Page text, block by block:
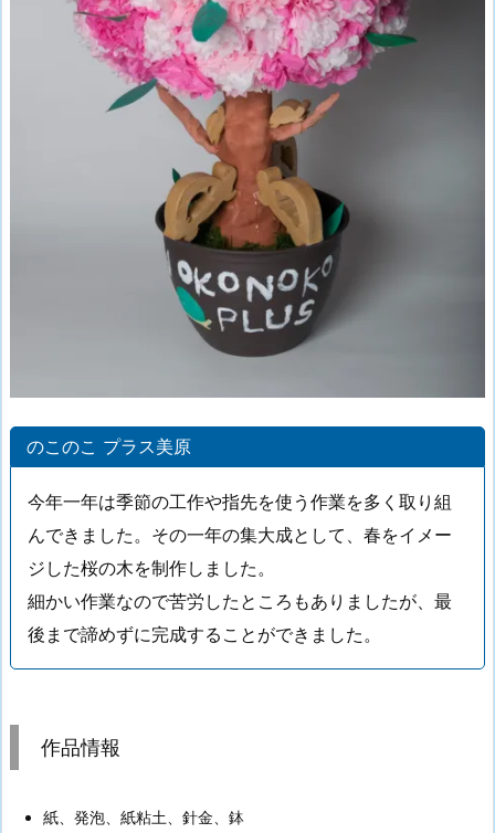
のこのこ プラス美原
今年一年は季節の工作や指先を使う作業を多く取り組
んできました。その一年の集大成として、春をイメー
ジした桜の木を制作しました。
細かい作業なので苦労したところもありましたが、最
後まで諦めずに完成することができました。
作品情報
紙、発泡、紙粘土、針金、鉢